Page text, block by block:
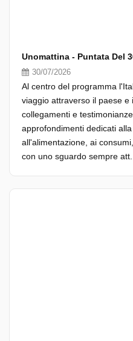
Unomattina - Puntata Del
30/07/2026
Al centro del programma
viaggio attraverso il paese e
collegamenti e
approfondimenti dedicati
all'alimentazione, ai
con uno sguardo sempre att...